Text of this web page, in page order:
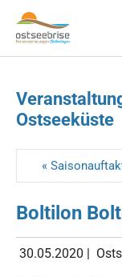
Skip to main
Zum Hauptinhalt
Skip to page footer
Ostseeküste
«
Boltilon
30.05.2020 |